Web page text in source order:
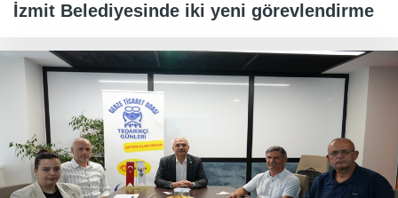
İzmit Belediyesinde iki yeni görevlendirme